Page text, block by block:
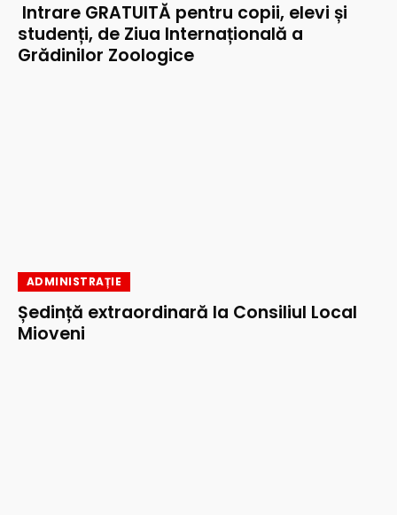
Intrare GRATUITĂ pentru copii, elevi și
studenți, de Ziua Internațională a
Grădinilor Zoologice
ADMINISTRAȚIE
Ședință extraordinară la Consiliul Local
Mioveni